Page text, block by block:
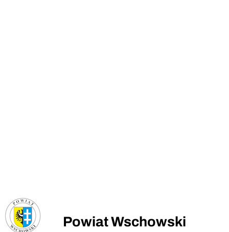
Powiat Wschowski